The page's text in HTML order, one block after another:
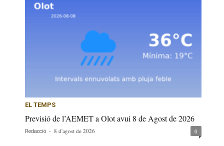
EL TEMPS
Previsió de l’AEMET a Olot avui 8 de Agost de 2026
Redacció - 8 d'agost de 2026 0